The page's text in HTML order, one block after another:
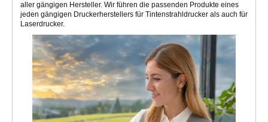
aller gängigen Hersteller. Wir führen die passenden Produkte eines
jeden gängigen Druckerherstellers für Tintenstrahldrucker als auch für
Laserdrucker.